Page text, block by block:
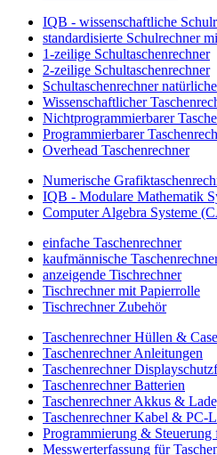
IQB - wissenschaftliche
standardisierte Schulrechner
1-zeilige Schultaschenrechner
2-zeilige Schultaschenrechner
Schultaschenrechner
Wissenschaftlicher
Nichtprogrammierbarer
Programmierbarer
Overhead Taschenrechner
Numerische
IQB - Modulare Mathematik
Computer Algebra Systeme
einfache Taschenrechner
kaufmännische
anzeigende Tischrechner
Tischrechner mit Papierrolle
Tischrechner Zubehör
Taschenrechner Hüllen &
Taschenrechner Anleitungen
Taschenrechner
Taschenrechner Batterien
Taschenrechner Akkus &
Taschenrechner Kabel & PC-
Programmierung & Steuerung
Messwerterfassung für